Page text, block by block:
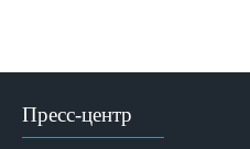
Пресс-центр